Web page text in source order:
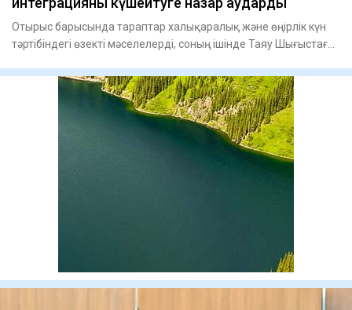
Отырыс барысында тараптар халықаралық және өңірлік күн
тәртібіндегі өзекті мәселелерді, соның ішінде Таяу Шығыстағы